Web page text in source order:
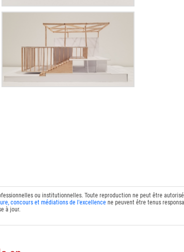
ou institutionnelles. Toute reproduction ne peut être
concours et médiations de l'excellencene peuvent être tenus
à jour.